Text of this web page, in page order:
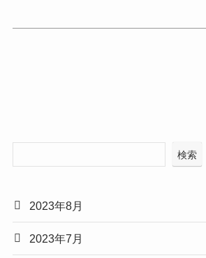
検索
2023年8月
2023年7月